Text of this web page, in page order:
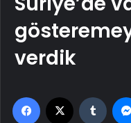
verdik
Facebook